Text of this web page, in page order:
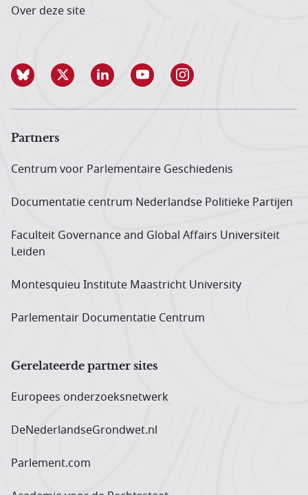
Over deze site
Partners
Centrum voor Parlementaire Geschiedenis
Documentatie centrum Neder­landse Politieke Partijen
Faculteit Governance and Global Affairs Universiteit
Leiden
Montesquieu Institute Maastricht University
Parlementair Documentatie Centrum
Gerelateerde partner sites
Europees onderzoeks­netwerk
DeNederlandseGrondwet.nl
Parlement.com